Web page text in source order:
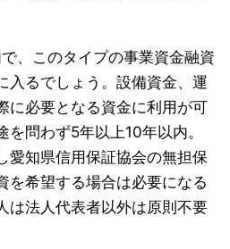
、このタイプの事業資金融資
入るでしょう。設備資金、運
に必要となる資金に利用が可
問わず5年以上10年以内。
愛知県信用保証協会の無担保
を希望する場合は必要になる
は法人代表者以外は原則不要